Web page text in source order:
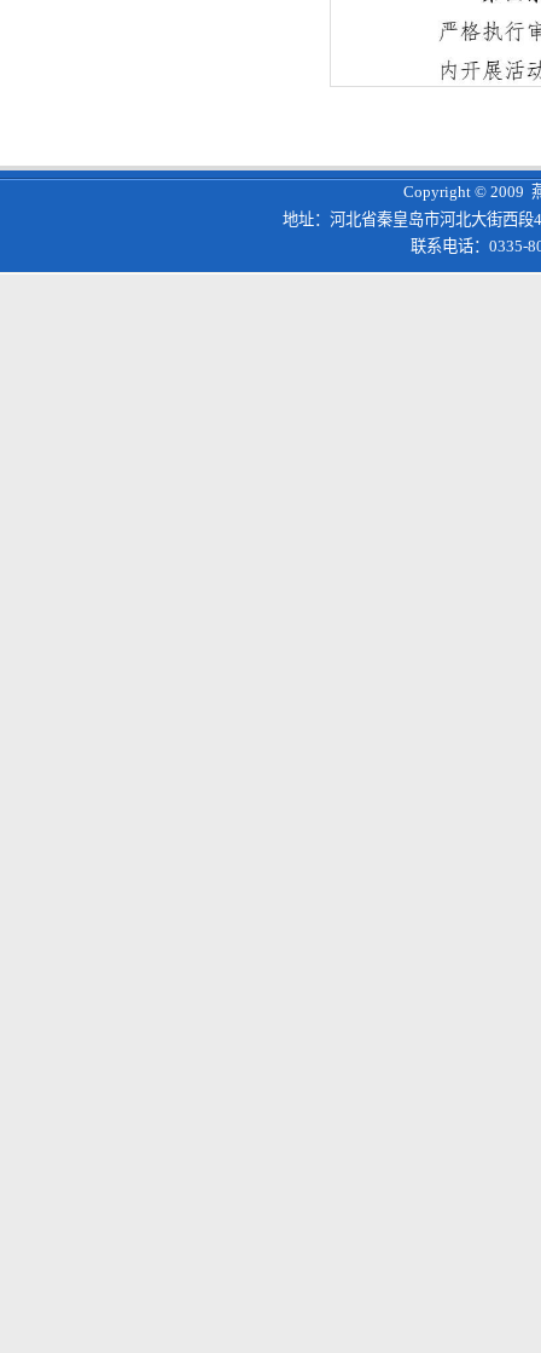
Copyright © 2009
地址：河北省秦皇岛市河北大街西段
联系电话：